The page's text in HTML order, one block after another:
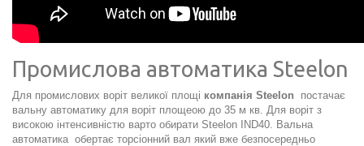
Промислова автоматика Steelon
Для промислових воріт великої площі компанія Steelon постачає
вальну автоматику для воріт площеою до 35 м кв. Для воріт з
високою інтенсивністю варто обирати Steelon IND40. Вальна
автоматика обертає торсіонний вал який вже безпосередньо